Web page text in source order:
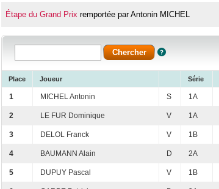
Étape du Grand Prix remportée par Antonin MICHEL
Place Joueur Série
1 MICHEL Antonin S 1A
2 LE FUR Dominique V 1A
3 DELOL Franck V 1B
4 BAUMANN Alain D 2A
5 DUPUY Pascal V 1B